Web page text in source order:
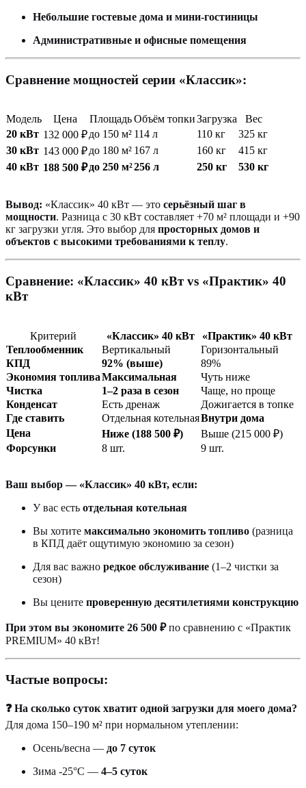
Небольшие гостевые дома и мини-гостиницы
Административные и офисные помещения
Сравнение мощностей серии «Классик»:
Модель Цена ПлощадьОбъём топкиЗагрузка
Вес
20 кВт 132 000 ₽до 150 м² 114 л 110 кг
325 кг
30 кВт 143 000 ₽до 180 м² 167 л 160 кг
415 кг
40 кВт 188 500 ₽до 250 м²256 л 250 кг 530 кг
Вывод: «Классик» 40 кВт — это серьёзный шаг в
мощности. Разница с 30 кВт составляет +70 м² площади и +90
кг загрузки угля. Это выбор для просторных домов и
объектов с высокими требованиями к теплу.
Сравнение: «Классик» 40 кВт vs «Практик» 40
кВт
Критерий «Классик» 40 кВт
«Практик» 40 кВт
Теплообменник
Вертикальный
Горизонтальный
КПД
92% (выше)
89%
Экономия топливаМаксимальная
Чуть ниже
Чистка
1–2 раза в сезон
Чаще, но проще
Конденсат
Есть дренаж
Дожигается в топке
Где ставить
Отдельная котельнаяВнутри дома
Цена
Ниже (188 500 ₽)
Выше (215 000 ₽)
Форсунки
8 шт. 9 шт.
Ваш выбор — «Классик» 40 кВт, если:
У вас есть отдельная котельная
Вы хотите максимально экономить топливо (разница
в КПД даёт ощутимую экономию за сезон)
Для вас важно редкое обслуживание (1–2 чистки за
сезон)
Вы цените проверенную десятилетиями конструкцию
При этом вы экономите 26 500 ₽по сравнению с «Практик
PREMIUM» 40 кВт!
Частые вопросы:
❓ На сколько суток хватит одной загрузки для моего дома?
Для дома 150–190 м² при нормальном утеплении:
Осень/весна — до 7 суток
Зима -25°С — 4–5 суток